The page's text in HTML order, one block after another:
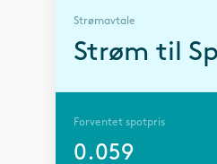
Strømavtale
Strøm til
Forventet spotpris
0.059